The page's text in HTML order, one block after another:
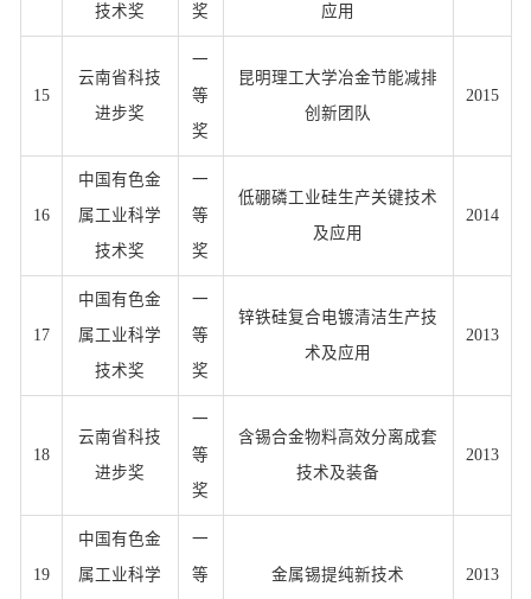
技术奖
奖
应用
15
云南省科技
进步奖
一
等
奖
昆明理工大学冶金节能减排
创新团队
2015
16
中国有色金
属工业科学
技术奖
一
等
奖
低硼磷工业硅生产关键技术
及应用
2014
17
中国有色金
属工业科学
技术奖
一
等
奖
锌铁硅复合电镀清洁生产技
术及应用
2013
18
云南省科技
进步奖
一
等
奖
含锡合金物料高效分离成套
技术及装备
2013
19
中国有色金
属工业科学
一
等
金属锡提纯新技术 2013